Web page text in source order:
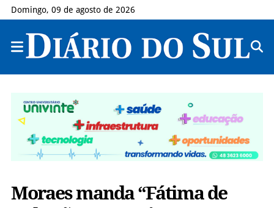
Domingo, 09 de agosto de 2026
Moraes manda “Fátima de